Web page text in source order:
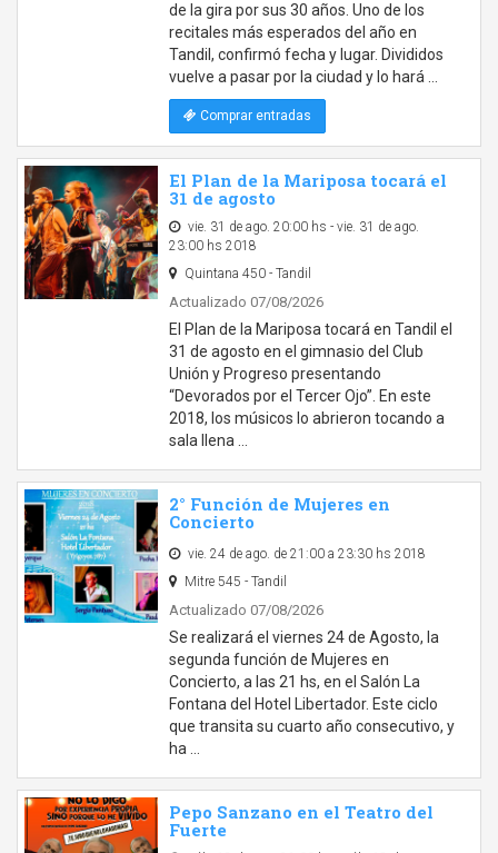
de la gira por sus 30 años. Uno de los
recitales más esperados del año en
Tandil, confirmó fecha y lugar. Divididos
vuelve a pasar por la ciudad y lo hará …
Comprar entradas
El Plan de la Mariposa tocará el
31 de agosto
vie. 31 de ago. 20:00 hs - vie. 31 de ago.
23:00 hs 2018
Quintana 450 - Tandil
Actualizado 07/08/2026
El Plan de la Mariposa tocará en Tandil el
31 de agosto en el gimnasio del Club
Unión y Progreso presentando
“Devorados por el Tercer Ojo”. En este
2018, los músicos lo abrieron tocando a
sala llena …
2° Función de Mujeres en
Concierto
vie. 24 de ago. de 21:00 a 23:30 hs 2018
Mitre 545 - Tandil
Actualizado 07/08/2026
Se realizará el viernes 24 de Agosto, la
segunda función de Mujeres en
Concierto, a las 21 hs, en el Salón La
Fontana del Hotel Libertador. Este ciclo
que transita su cuarto año consecutivo, y
ha …
Pepo Sanzano en el Teatro del
Fuerte